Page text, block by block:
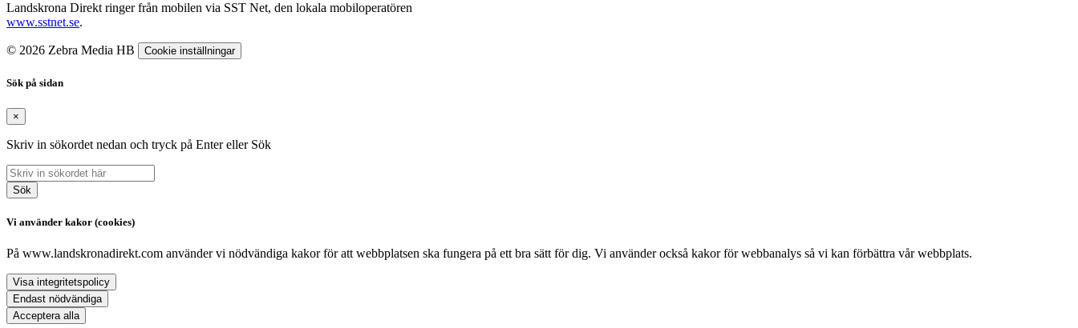
Landskrona Direkt ringer från mobilen via SST Net, den lokala mobiloperatören
www.sstnet.se.
© 2026 Zebra Media HB Cookie inställningar
Sök på sidan
×
Skriv in sökordet nedan och tryck på Enter eller Sök
Sök
Vi använder kakor (cookies)
På www.landskronadirekt.com använder vi nödvändiga kakor för att webbplatsen ska fungera på ett bra sätt för dig. Vi använder också kakor för webbanalys så vi kan förbättra vår webbplats.
Visa integritetspolicy
Endast nödvändiga
Acceptera alla